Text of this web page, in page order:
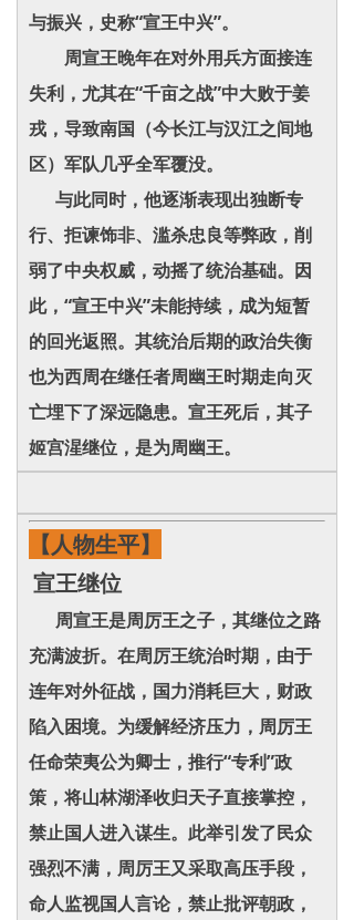
与振兴，史称“宣王中兴”。
周宣王晚年在对外用兵方面接连
失利，尤其在“千亩之战”中大败于姜
戎，导致南国（今长江与汉江之间地
区）军队几乎全军覆没。
与此同时，他逐渐表现出独断专
行、拒谏饰非、滥杀忠良等弊政，削
弱了中央权威，动摇了统治基础。因
此，“宣王中兴”未能持续，成为短暂
的回光返照。其统治后期的政治失衡
也为西周在继任者周幽王时期走向灭
亡埋下了深远隐患。宣王死后，其子
姬宫湦继位，是为周幽王。
【人物生平】
宣王继位
周宣王是周厉王之子，其继位之路
充满波折。在周厉王统治时期，由于
连年对外征战，国力消耗巨大，财政
陷入困境。为缓解经济压力，周厉王
任命荣夷公为卿士，推行“专利”政
策，将山林湖泽收归天子直接掌控，
禁止国人进入谋生。此举引发了民众
强烈不满，周厉王又采取高压手段，
命人监视国人言论，禁止批评朝政，